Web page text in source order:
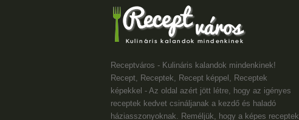
Receptváros - Kulináris kalandok mindenkinek!
Recept, Receptek, Recept képpel, Receptek
képekkel - Az oldal azért jött létre, hogy az igényes
receptek kedvet csináljanak a kezdő és haladó
háziasszonyoknak. Reméljük, hogy a képes receptek